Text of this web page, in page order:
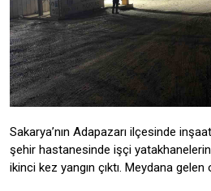
Sakarya’nın Adapazarı ilçesinde
şehir hastanesinde işçi
ikinci kez yangın çıktı. Meydana